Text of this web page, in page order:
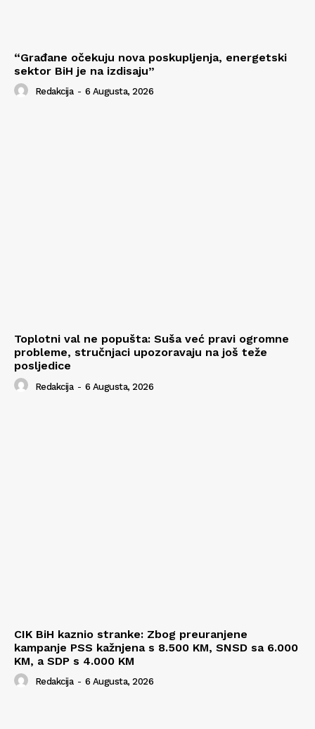
“Građane očekuju nova poskupljenja, energetski
sektor BiH je na izdisaju”
Redakcija - 6 Augusta, 2026
Toplotni val ne popušta: Suša već pravi ogromne
probleme, stručnjaci upozoravaju na još teže
posljedice
Redakcija - 6 Augusta, 2026
CIK BiH kaznio stranke: Zbog preuranjene
kampanje PSS kažnjena s 8.500 KM, SNSD sa 6.000
KM, a SDP s 4.000 KM
Redakcija - 6 Augusta, 2026